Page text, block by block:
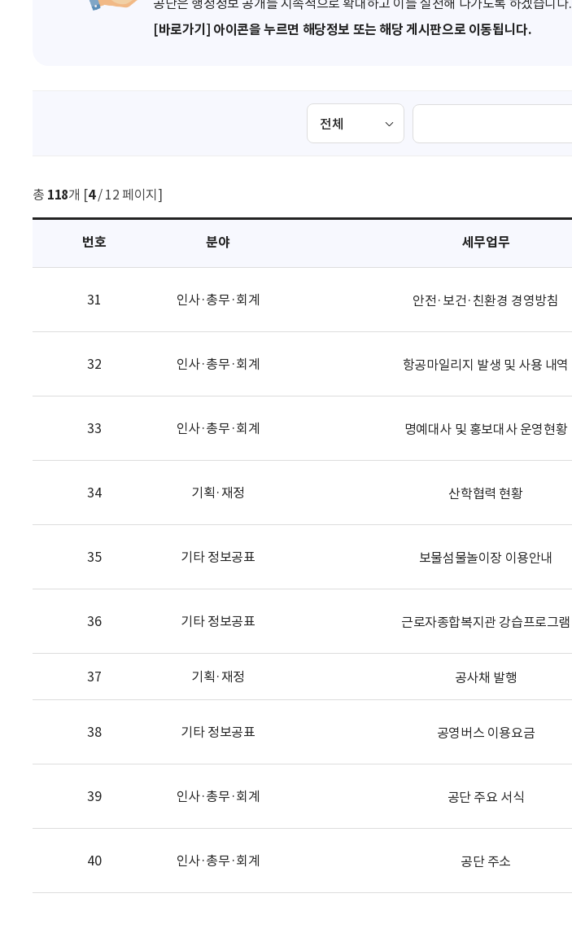
공단은 행정정보 공개를 지속적으로 확대하고 이를 실천해 나가도록 하겠습니다.
[바로가기] 아이콘을 누르면 해당정보 또는 해당 게시판으로 이동됩니다.
검
총 118개 [4/ 12 페이지]
번호 분야 세무업무
31 인사·총무·회계 안전·보건·친환경 경영방침
32 인사·총무·회계 항공마일리지 발생 및 사용 내역
33 인사·총무·회계 명예대사 및 홍보대사 운영현황
34 기획·재정 산학협력 현황
35 기타 정보공표 보물섬물놀이장 이용안내
36 기타 정보공표 근로자종합복지관 강습프로그램
37 기획·재정 공사채 발행
38 기타 정보공표 공영버스 이용요금
39 인사·총무·회계 공단 주요 서식
40 인사·총무·회계 공단 주소